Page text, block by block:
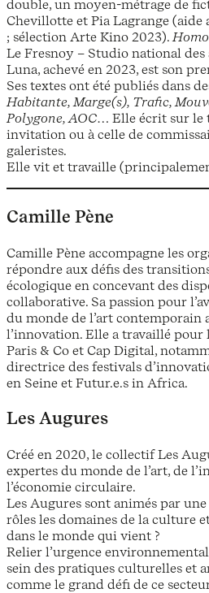
double, un moyen-métrage de
Chevillotte et Pia Lagrange (aide
; sélection Arte Kino 2023).
Le Fresnoy – Studio national
Luna, achevé en 2023, est son
Ses textes ont été publiés dans
Habitante, Marge(s), Trafic,
Polygone, AOC… Elle écrit sur le
invitation ou à celle de
galeristes.
Elle vit et travaille
Camille Pène
Camille Pène accompagne les
répondre aux défis des
écologique en concevant des
collaborative. Sa passion pour
du monde de l’art contemporain
l’innovation. Elle a travaillé pour
Paris & Co et Cap Digital,
directrice des festivals
en Seine et Futur.e.s in Africa.
Les Augures
Créé en 2020, le collectif Les
expertes du monde de l’art, de
l’économie circulaire.
Les Augures sont animés par
rôles les domaines de la culture
dans le monde qui vient ?
Relier l’urgence
sein des pratiques culturelles et
comme le grand défi de ce